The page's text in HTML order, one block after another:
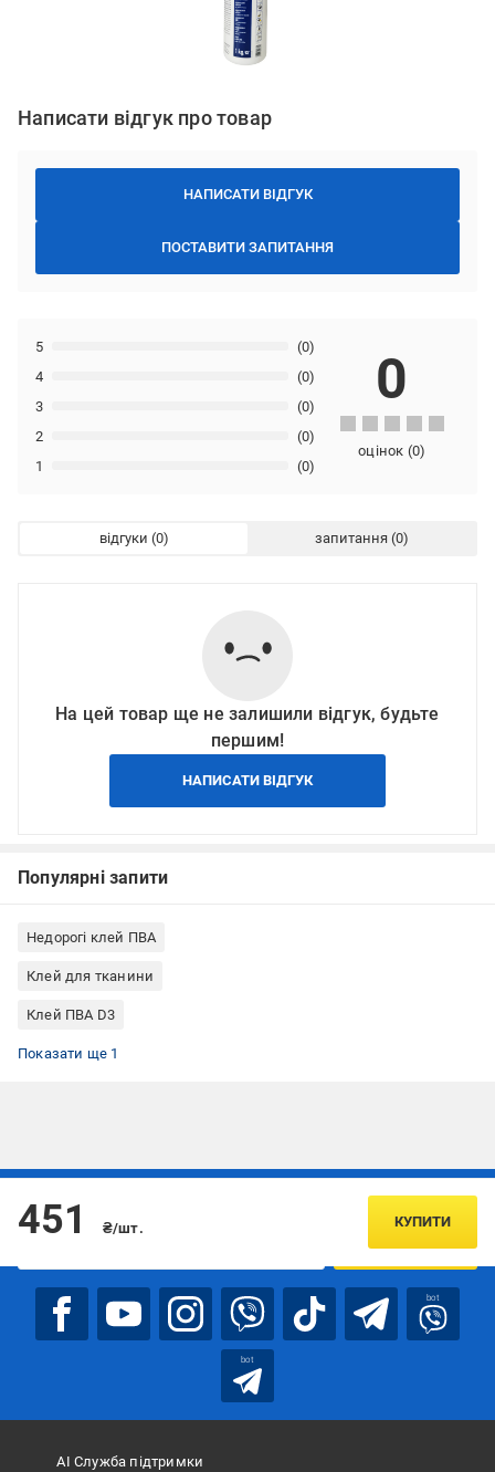
Написати відгук про товар
НАПИСАТИ ВІДГУК
ПОСТАВИТИ ЗАПИТАННЯ
1 (0)
2 (0)
3 (0)
4 (0)
5 (0)
0
оцінок (0)
відгуки запитання
На цей товар ще не залишили відгук, будьте
першим!
НАПИСАТИ ВІДГУК
Популярні запити
Недорогі клей ПВА
Клей для тканини
Клей ПВА D3
Показати ще 1
451 ₴/шт. КУПИТИ
Підписуйтесь, щоб дізнаватись першим про акції та пропозиції
ПІДПИСАТИСЯ
bot
bot
АІ Служба підтримки